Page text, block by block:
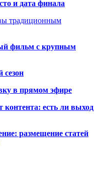
и дата финала
традиционным
фильм с крупным
сезон
у в прямом эфире
контента: есть ли выход
размещение статей